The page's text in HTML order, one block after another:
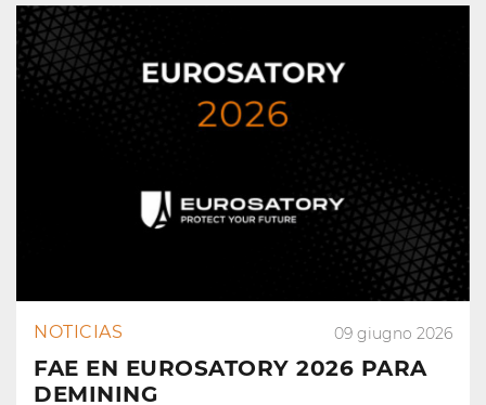
NOTICIAS 09 giugno 2026
FAE EN EUROSATORY 2026 PARA
DEMINING